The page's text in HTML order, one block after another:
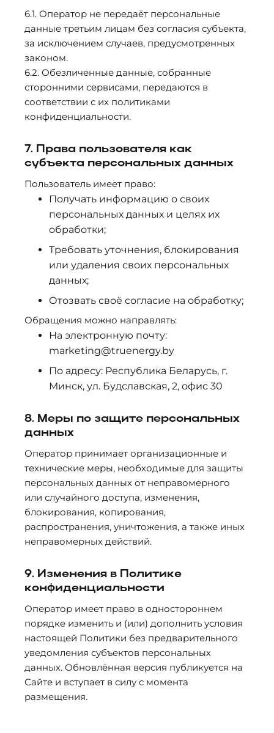
6.1. Оператор не передаёт персональные
данные третьим лицам без согласия субъекта,
за исключением случаев, предусмотренных
законом.
6.2. Обезличенные данные, собранные
сторонними сервисами, передаются в
соответствии с их политиками
конфиденциальности.
7. Права пользователя как
субъекта персональных данных
Пользователь имеет право:
Получать информацию о своих
персональных данных и целях их
обработки;
Требовать уточнения, блокирования
или удаления своих персональных
данных;
Отозвать своё согласие на обработку;
Обращения можно направлять:
На электронную почту:
marketing@truenergy.by
По адресу: Республика Беларусь, г.
Минск, ул. Будславская, 2, офис 30
8. Меры по защите персональных
данных
Оператор принимает организационные и
технические меры, необходимые для защиты
персональных данных от неправомерного
или случайного доступа, изменения,
блокирования, копирования,
распространения, уничтожения, а также иных
неправомерных действий.
9. Изменения в Политике
конфиденциальности
Оператор имеет право в одностороннем
порядке изменить и (или) дополнить условия
настоящей Политики без предварительного
уведомления субъектов персональных
данных. Обновлённая версия публикуется на
Сайте и вступает в силу с момента
размещения.